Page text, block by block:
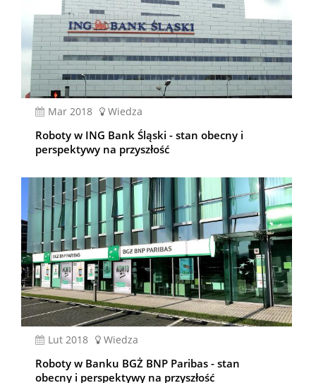
mar 2018 Wiedza
Roboty w ING Bank Śląski - stan obecny i
perspektywy na przyszłość
lut 2018 Wiedza
Roboty w Banku BGŻ BNP Paribas - stan
obecny i perspektywy na przyszłość